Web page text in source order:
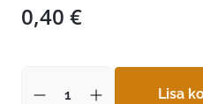
0,40 €
Lisa